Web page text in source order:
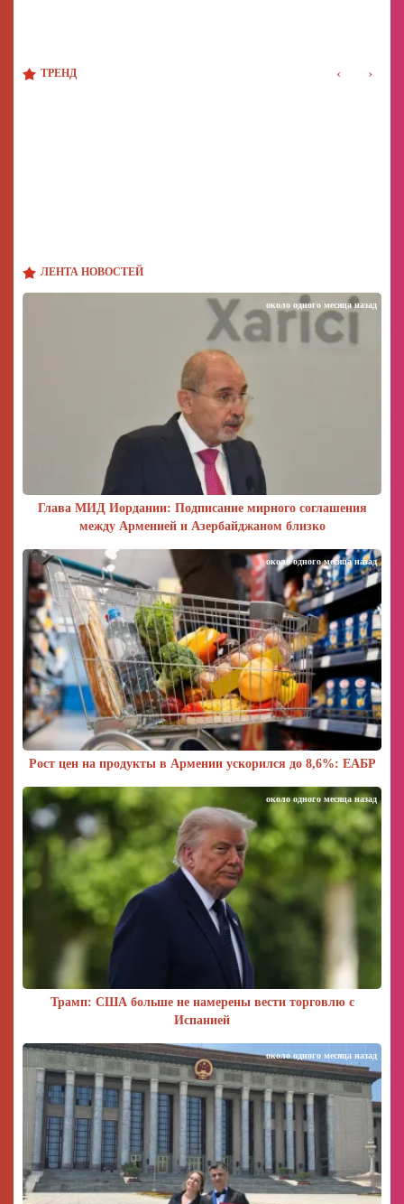
ЛЕНТА НОВОСТЕЙ
Глава МИД Иордании: Подписание мирного соглашения
между Арменией и Азербайджаном близко
около одного месяца назад
Рост цен на продукты в Армении ускорился до 8,6%: ЕАБР
около одного месяца назад
Трамп: США больше не намерены вести торговлю с
Испанией
около одного месяца назад
около одного месяца назад
ТРЕНД ‹ ›